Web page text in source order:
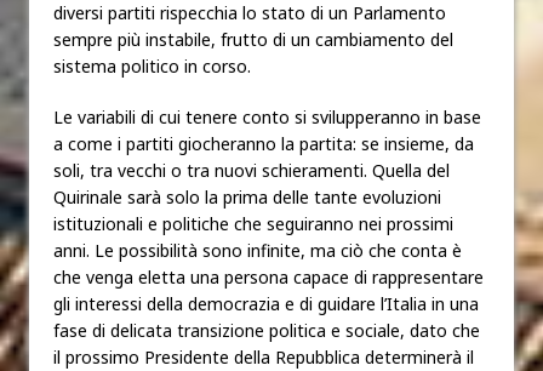
diversi partiti rispecchia lo stato di un Parlamento
sempre più instabile, frutto di un cambiamento del
sistema politico in corso.
Le variabili di cui tenere conto si svilupperanno in base
a come i partiti giocheranno la partita: se insieme, da
soli, tra vecchi o tra nuovi schieramenti. Quella del
Quirinale sarà solo la prima delle tante evoluzioni
istituzionali e politiche che seguiranno nei prossimi
anni. Le possibilità sono infinite, ma ciò che conta è
che venga eletta una persona capace di rappresentare
gli interessi della democrazia e di guidare l’Italia in una
fase di delicata transizione politica e sociale, dato che
il prossimo Presidente della Repubblica determinerà il